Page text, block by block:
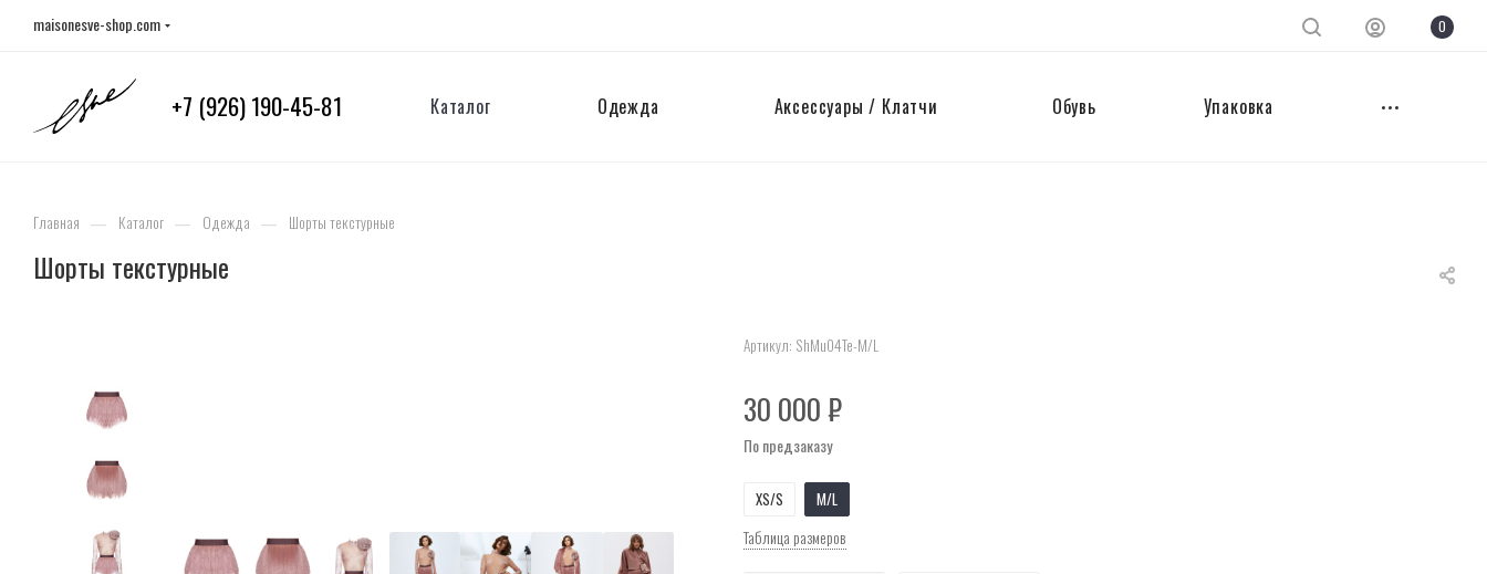
maisonesve-shop.com 0
+7 (926) 190-45-81 Каталог Одежда Аксессуары / Клатчи Обувь Упаковка
Главная — Каталог — Одежда — Шорты текстурные
Шорты текстурные
Артикул: ShMu04Te-M/L
30 000₽
По предзаказу
XS/S M/L
Таблица размеров